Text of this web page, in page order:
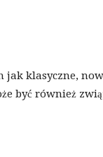
jak klasyczne,
być również